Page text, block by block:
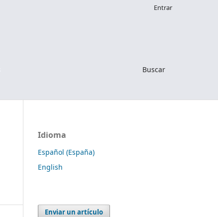
Buscar
Entrar
Idioma
Español (España)
English
Enviar un artículo